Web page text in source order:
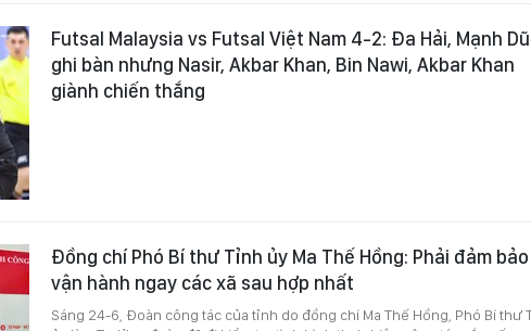
Futsal Malaysia vs Futsal Việt Nam 4-2: Đa Hải, Mạnh
ghi bàn nhưng Nasir, Akbar Khan, Bin Nawi, Akbar Khan
giành chiến thắng
Đồng chí Phó Bí thư Tỉnh ủy Ma Thế Hồng: Phải đảm bảo
vận hành ngay các xã sau hợp nhất
Sáng 24-6, Đoàn công tác của tỉnh do đồng chí Ma Thế Hồng, Phó Bí thư